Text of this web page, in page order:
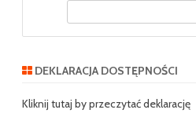
r
h
DEKLARACJA DOSTĘPNOŚCI
Kliknij tutaj by przeczytać deklarację